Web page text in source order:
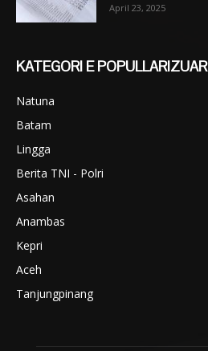
April 23, 2025
KATEGORI E POPULLARIZUAR
Natuna
Batam
Lingga
Berita TNI - Polri
Asahan
Anambas
Kepri
Aceh
Tanjungpinang